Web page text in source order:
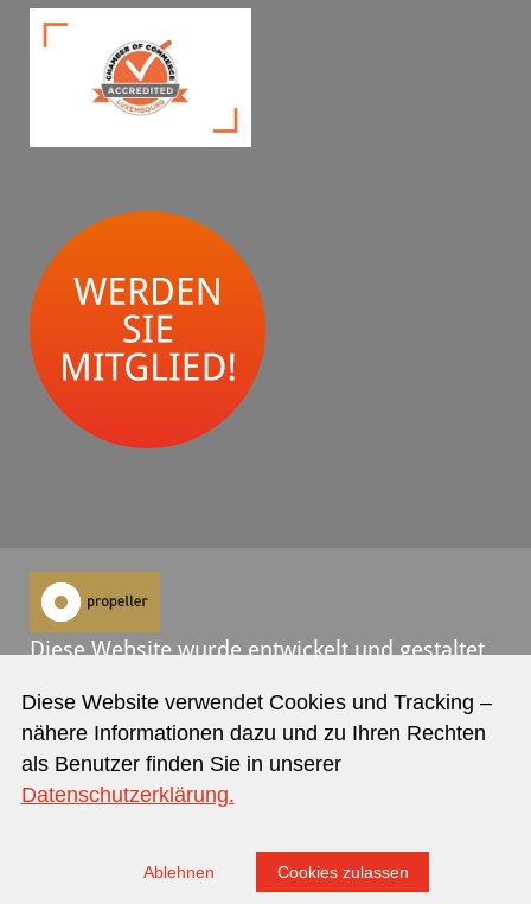
Diese Website wurde entwickelt und gestaltet
Kontakt Datenschutz Impressum
jetzt Newsletter abonnieren
Folgen Sie uns auf:
Diese Website verwendet Cookies und Tracking –
nähere Informationen dazu und zu Ihren Rechten
als Benutzer finden Sie in unserer
Datenschutzerklärung.
Ablehnen Cookies zulassen